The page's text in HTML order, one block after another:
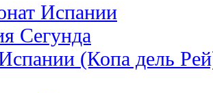
Испании
Сегунда
(Копа дель